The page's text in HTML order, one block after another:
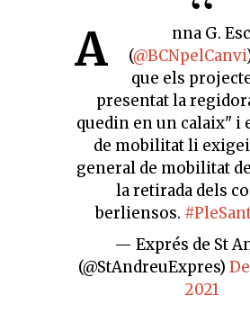
A
nna G.
(@BCNpelCanvi
que els
presentat la
quedin en un calaix" i
de mobilitat li
general de mobilitat
la retirada dels
berliensos.
— Exprés de St
(@StAndreuExpres)
2021